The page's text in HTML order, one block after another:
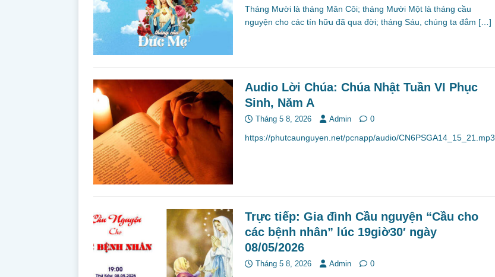
Tháng Mười là tháng Mân Côi; tháng Mười Một là tháng cầu
nguyện cho các tín hữu đã qua đời; tháng Sáu, chúng ta đắm […]
Audio Lời Chúa: Chúa Nhật Tuần VI Phục
Sinh, Năm A
Tháng 5 8, 2026 Admin 0
https://phutcaunguyen.net/pcnapp/audio/CN6PSGA14_15_21.mp3
Trực tiếp: Gia đình Cầu nguyện “Cầu cho
các bệnh nhân” lúc 19giờ30′ ngày
08/05/2026
Tháng 5 8, 2026 Admin 0